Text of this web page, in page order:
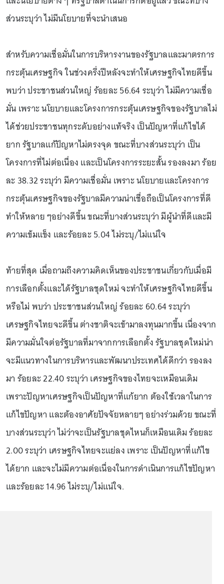
ส่วนระบุว่า ไม่มีนโยบายที่จะนำเสนอ
สำหรับความเชื่อมั่นในการบริหารงานของรัฐบาลและมาตรการ
กระตุ้นเศรษฐกิจ ในช่วงครึ่งปีหลังจะทำให้เศรษฐกิจไทยดีขึ้น
พบว่า ประชาชนส่วนใหญ่ ร้อยละ 56.64 ระบุว่า ไม่มีความเชื่อ
มั่น เพราะ นโยบายและโครงการกระตุ้นเศรษฐกิจของรัฐบาลไม่
ได้ช่วยประชาชนทุกระดับอย่างแท้จริง เป็นปัญหาที่แก้ไขได้
ยาก รัฐบาลแก้ปัญหาไม่ตรงจุด ขณะที่บางส่วนระบุว่า เป็น
โครงการที่ไม่ต่อเนื่อง และเป็นโครงการระยะสั้น รองลงมา ร้อย
ละ 38.32 ระบุว่า มีความเชื่อมั่น เพราะ นโยบายและโครงการ
กระตุ้นเศรษฐกิจของรัฐบาลมีความน่าเชื่อถือเป็นโครงการที่ดี
ทำให้หลาย ๆอย่างดีขึ้น ขณะที่บางส่วนระบุว่า มีผู้นำที่ดีและมี
ความเข้มแข็ง และร้อยละ 5.04 ไม่ระบุ/ไม่แน่ใจ
ท้ายที่สุด เมื่อถามถึงความคิดเห็นของประชาชนเกี่ยวกับเมื่อมี
การเลือกตั้งและได้รัฐบาลชุดใหม่ จะทำให้เศรษฐกิจไทยดีขึ้น
หรือไม่ พบว่า ประชาชนส่วนใหญ่ ร้อยละ 60.64 ระบุว่า
เศรษฐกิจไทยจะดีขึ้น ต่างชาติจะเข้ามาลงทุนมากขึ้น เนื่องจาก
มีความมั่นใจต่อรัฐบาลที่มาจากการเลือกตั้ง รัฐบาลชุดใหม่น่า
จะมีแนวทางในการบริหารและพัฒนาประเทศได้ดีกว่า รองลง
มา ร้อยละ 22.40 ระบุว่า เศรษฐกิจของไทยจะเหมือนเดิม
เพราะปัญหาเศรษฐกิจเป็นปัญหาที่แก้ยาก ต้องใช้เวลาในการ
แก้ไขปัญหา และต้องอาศัยปัจจัยหลายๆ อย่างร่วมด้วย ขณะที่
บางส่วนระบุว่า ไม่ว่าจะเป็นรัฐบาลชุดไหนก็เหมือนเดิม ร้อยละ
2.00 ระบุว่า เศรษฐกิจไทยจะแย่ลง เพราะ เป็นปัญหาที่แก้ไข
ได้ยาก และจะไม่มีความต่อเนื่องในการดำเนินการแก้ไขปัญหา
และร้อยละ 14.96 ไม่ระบุ/ไม่แน่ใจ.